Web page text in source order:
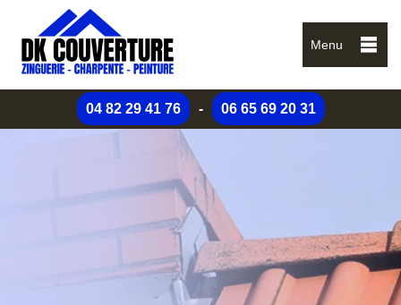
Menu
04 82 29 41 76 - 06 65 69 20 31